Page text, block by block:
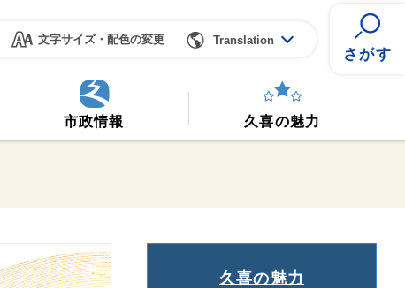
文字サイズ・配色の変更 Translation
さがす
市政情報 久喜の魅力
久喜の魅力